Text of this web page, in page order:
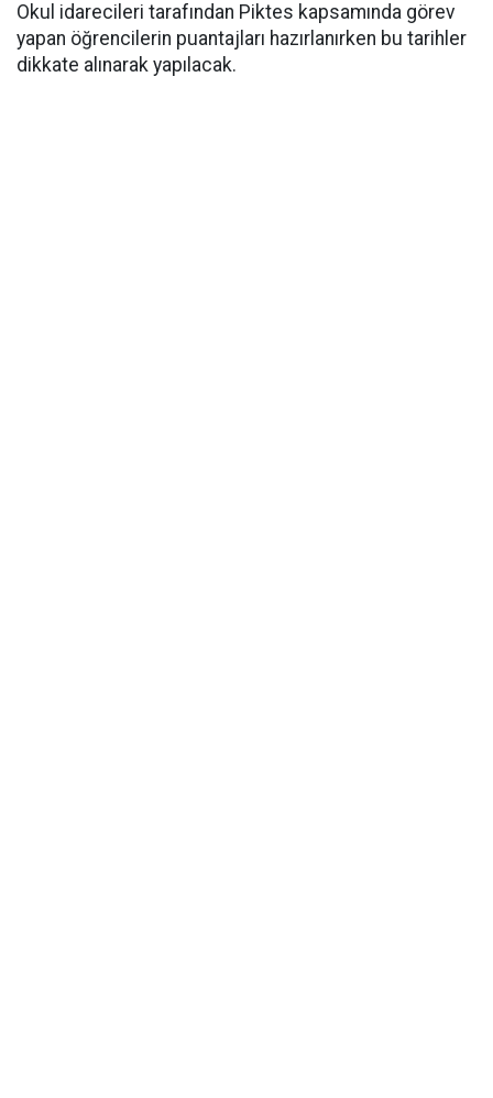
Okul idarecileri tarafından Piktes kapsamında görev
yapan öğrencilerin puantajları hazırlanırken bu tarihler
dikkate alınarak yapılacak.